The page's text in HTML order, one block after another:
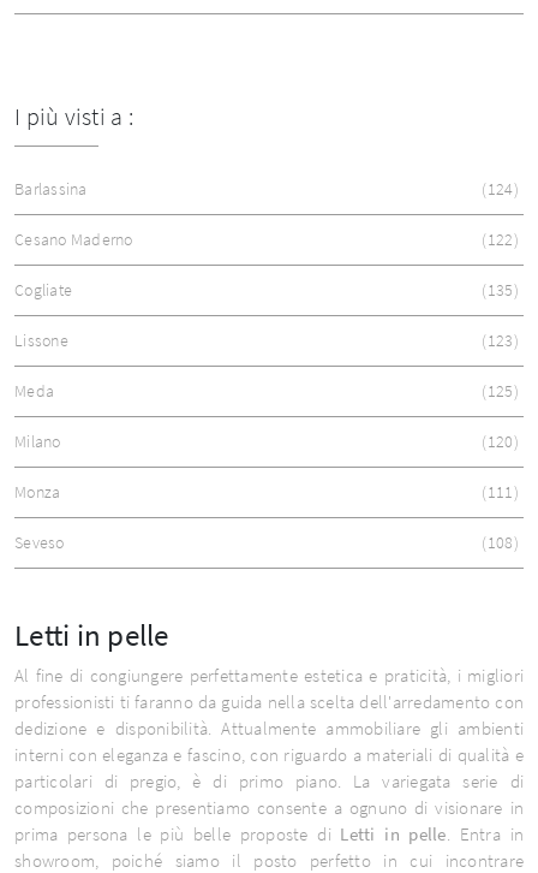
I più visti a :
Barlassina 124
Cesano Maderno 122
Cogliate 135
Lissone 123
Meda 125
Milano 120
Monza 111
Seveso 108
Letti in pelle
Al fine di congiungere perfettamente estetica e praticità, i migliori
professionisti ti faranno da guida nella scelta dell'arredamento con
dedizione e disponibilità. Attualmente ammobiliare gli ambienti
interni con eleganza e fascino, con riguardo a materiali di qualità e
particolari di pregio, è di primo piano. La variegata serie di
composizioni che presentiamo consente a ognuno di visionare in
prima persona le più belle proposte di Letti in pelle . Entra in
showroom, poiché siamo il posto perfetto in cui incontrare